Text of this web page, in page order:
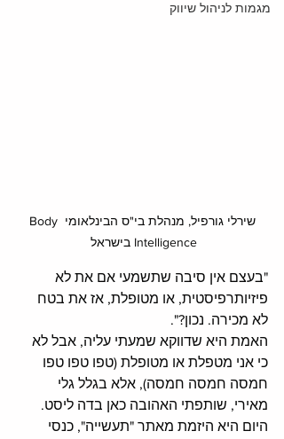
מגמות לניהול שיווק
שירלי גורפיל, מנהלת בי"ס הבינלאומי Body
Intelligence בישראל
"בעצם אין סיבה שתשמעי אם את לא
פיזיותרפיסטית, או מטופלת, אז את בטח
לא מכירה. נכון?".
האמת היא שדווקא שמעתי עליה, אבל לא
כי אני מטפלת או מטופלת (טפו טפו טפו
חמסה חמסה חמסה), אלא בגלל גלי
מאירי, שותפתי האהובה כאן בדה ליסט.
היום היא היזמת מאתר "תעשייה", כנסי